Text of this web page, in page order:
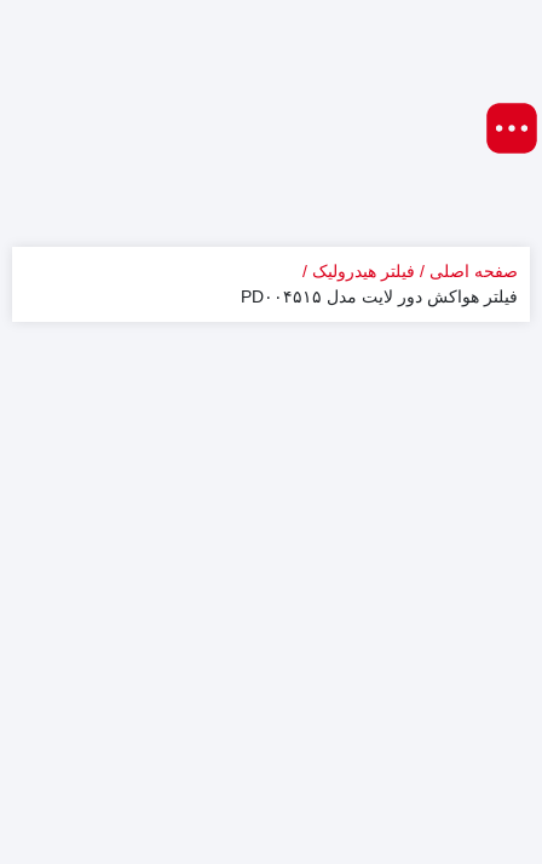
صفحه اصلی
فیلتر هیدرولیک
فیلتر هواکش دور لایت مدل PD۰۰۴۵۱۵